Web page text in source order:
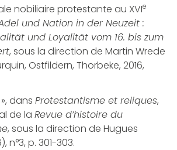
nobiliaire protestante au XVIe
und Nation in der Neuzeit :
und Loyalität vom 16. bis zum
, sous la direction de Martin Wrede
Ostfildern, Thorbeke, 2016,
dans Protestantisme et reliques,
de la Revue d’histoire du
, sous la direction de Hugues
n°3, p. 301-303.